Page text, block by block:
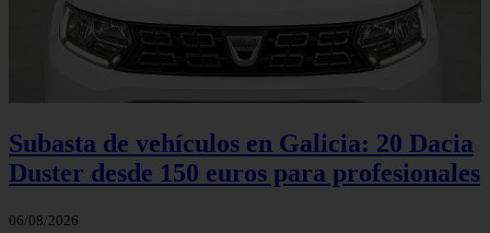
Subasta de vehículos en Galicia: 20 Dacia
Duster desde 150 euros para profesionales
06/08/2026